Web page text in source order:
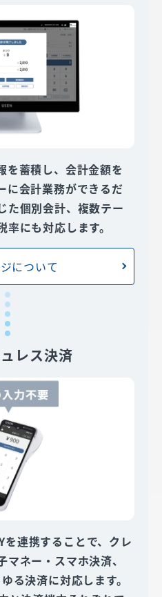
を蓄積し、会計金額を
に会計業務ができるだ
た個別会計、複数テー
にも対応します。
について
レス決済
連携することで、クレ
ネー・スマホ決済、
る決済に対応します。